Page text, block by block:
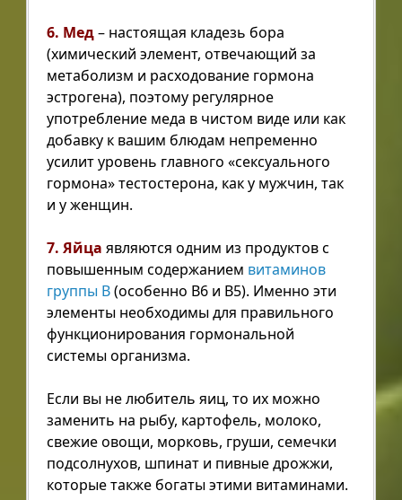
6. Мед– настоящая кладезь бора
(химический элемент, отвечающий за
метаболизм и расходование гормона
эстрогена), поэтому регулярное
употребление меда в чистом виде или как
добавку к вашим блюдам непременно
усилит уровень главного «сексуального
гормона» тестостерона, как у мужчин, так
и у женщин.
7. Яйца являются одним из продуктов с
повышенным содержанием витаминов
группы B(особенно B6 и B5). Именно эти
элементы необходимы для правильного
функционирования гормональной
системы организма.
Если вы не любитель яиц, то их можно
заменить на рыбу, картофель, молоко,
свежие овощи, морковь, груши, семечки
подсолнухов, шпинат и пивные дрожжи,
которые также богаты этими витаминами.